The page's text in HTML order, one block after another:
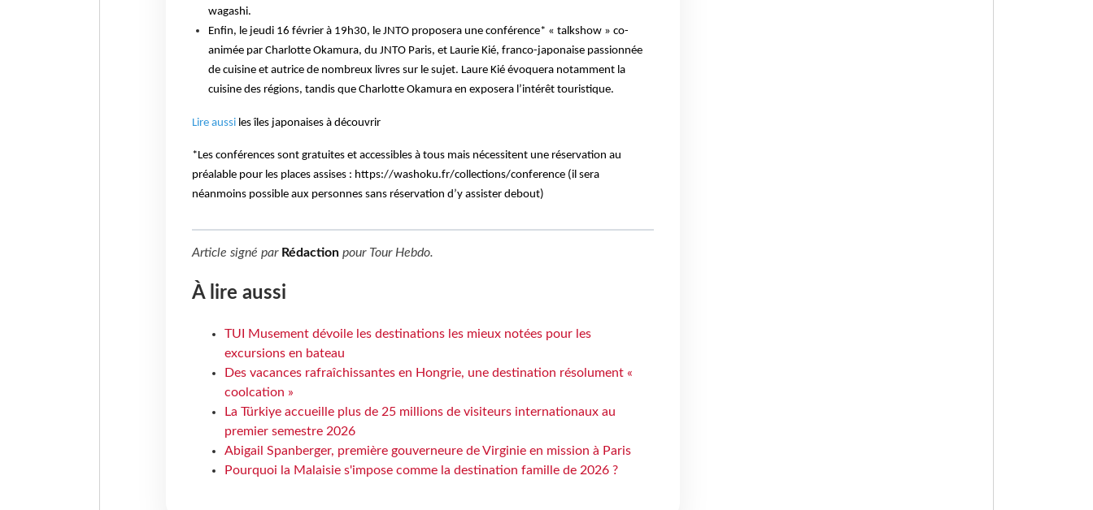
wagashi.
Enfin, le jeudi 16 février à 19h30, le JNTO proposera une conférence* « talkshow » co-
animée par Charlotte Okamura, du JNTO Paris, et Laurie Kié, franco-japonaise passionnée
de cuisine et autrice de nombreux livres sur le sujet. Laure Kié évoquera notamment la
cuisine des régions, tandis que Charlotte Okamura en exposera l’intérêt touristique.
Lire aussi les îles japonaises à découvrir
*Les conférences sont gratuites et accessibles à tous mais nécessitent une réservation au
préalable pour les places assises : https://washoku.fr/collections/conference (il sera
néanmoins possible aux personnes sans réservation d’y assister debout)
Article signé par Rédactionpour Tour Hebdo.
À lire aussi
TUI Musement dévoile les destinations les mieux notées pour les
excursions en bateau
Des vacances rafraîchissantes en Hongrie, une destination résolument «
coolcation »
La Türkiye accueille plus de 25 millions de visiteurs internationaux au
premier semestre 2026
Abigail Spanberger, première gouverneure de Virginie en mission à Paris
Pourquoi la Malaisie s'impose comme la destination famille de 2026 ?